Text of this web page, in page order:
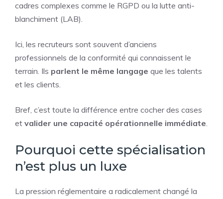
cadres complexes comme le RGPD ou la lutte anti-
blanchiment (LAB).
Ici, les recruteurs sont souvent d’anciens
professionnels de la conformité qui connaissent le
terrain. Ils parlent le même langage que les talents
et les clients.
Bref, c’est toute la différence entre cocher des cases
et valider une capacité opérationnelle immédiate.
Pourquoi cette spécialisation
n’est plus un luxe
La pression réglementaire a radicalement changé la